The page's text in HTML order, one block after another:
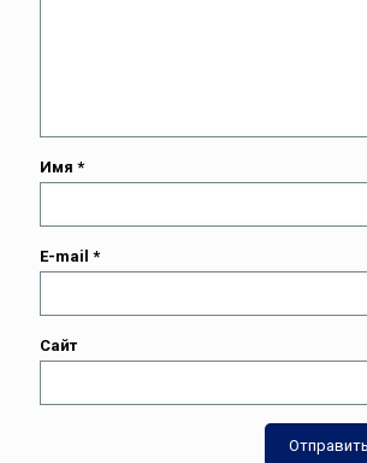
Имя *
E-mail *
Сайт